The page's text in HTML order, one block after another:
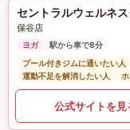
セントラルウェルネ
保谷店
ヨガ
駅から車で8分
プール付きジムに通いたい人
運動不足を解消したい人
公式サイトを見